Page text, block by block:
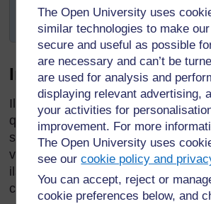
The Open University uses
similar technologies to make
secure and useful as possible
are necessary and can’t be
are used for analysis and
displaying relevant advertising,
your activities for
improvement. For more
The Open University uses
see ourcookie policy and
You can accept, reject or
cookie preferences below, and
réfléchi à votre propre
développant le bien-être
Introduction
Il est beaucoup plus facile et
quand on se sent en sécurité et
soi. En respectant et en soutenant
votre classe, en préparant des
ils auront l'impression d'avoir
contribuez à leur bien-être